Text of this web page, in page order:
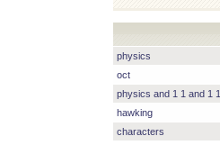
physics
oct
physics and 1 1 and 1 1
hawking
characters